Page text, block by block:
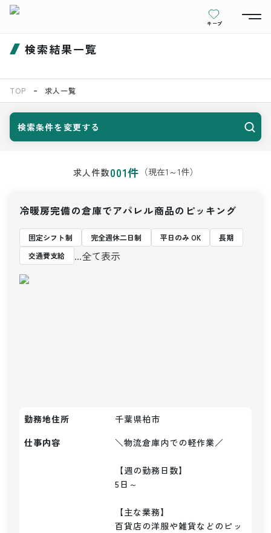
キープ
検索結果一覧
TOP 求人一覧
検索条件を変更する
求人件数001件 （現在1 ～1件）
冷暖房完備の倉庫でアパレル商品のピッキング
固定シフト制 完全週休二日制 平日のみ OK
長期
交通費支給
...全て表示
勤務地住所
千葉県柏市
仕事内容
＼物流倉庫内での軽作業／
【週の勤務日数】
5日～
【主な業務】
百貨店の洋服や雑貨などのピッ